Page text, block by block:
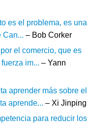
es el problema, es una
Can... – Bob Corker
el comercio, que es
im... – Yann
aprender más sobre el
aprende... – Xi Jinping
para reducir los